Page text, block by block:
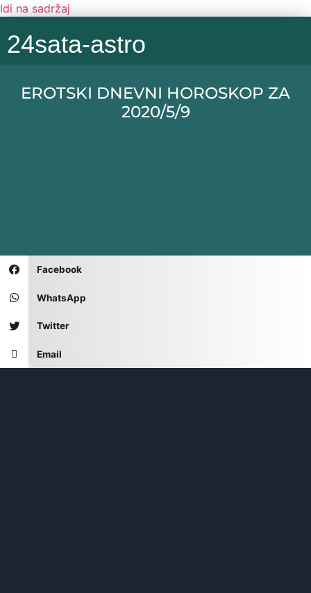
Idi na sadržaj
24sata-astro
EROTSKI DNEVNI HOROSKOP ZA
2020/5/9
Facebook
WhatsApp
Twitter
Email